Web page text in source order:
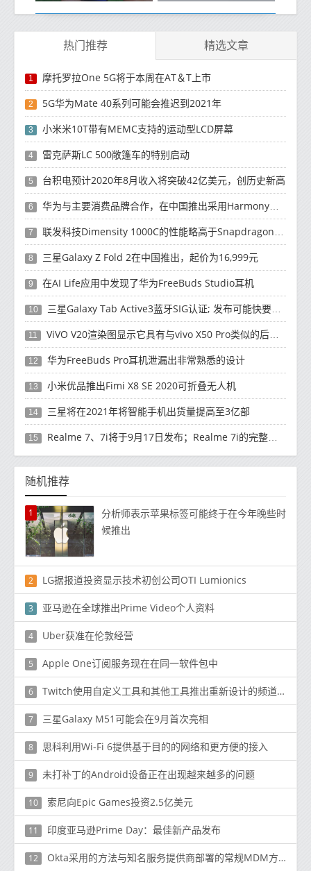
热门推荐 精选文章
1 摩托罗拉One 5G将于本周在AT＆T上市
2 5G华为Mate 40系列可能会推迟到2021年
3 小米米10T带有MEMC支持的运动型LCD屏幕
4 雷克萨斯LC 500敞篷车的特别启动
5 台积电预计2020年8月收入将突破42亿美元，创历史新高
6 华为与主要消费品牌合作，在中国推出采用HarmonyOS 2.0的智能家居产品
7 联发科技Dimensity 1000C的性能略高于Snapdragon 765G
8 三星Galaxy Z Fold 2在中国推出，起价为16,999元
9 在AI Life应用中发现了华为FreeBuds Studio耳机
10 三星Galaxy Tab Active3蓝牙SIG认证; 发布可能快要结束了
11 ViVO V20渲染图显示它具有与vivo X50 Pro类似的后部设计
12 华为FreeBuds Pro耳机泄漏出非常熟悉的设计
13 小米优品推出Fimi X8 SE 2020可折叠无人机
14 三星将在2021年将智能手机出货量提高至3亿部
15 Realme 7、7i将于9月17日发布；Realme 7i的完整规格并导致泄漏
随机推荐
1
分析师表示苹果标签可能终于在今年晚些时
候推出
2 LG据报道投资显示技术初创公司OTI Lumionics
3 亚马逊在全球推出Prime Video个人资料
4 Uber获准在伦敦经营
5 Apple One订阅服务现在在同一软件包中
6 Twitch使用自定义工具和其他工具推出重新设计的频道页面
7 三星Galaxy M51可能会在9月首次亮相
8 思科利用Wi-Fi 6提供基于目的的网络和更方便的接入
9 未打补丁的Android设备正在出现越来越多的问题
10 索尼向Epic Games投资2.5亿美元
11 印度亚马逊Prime Day：最佳新产品发布
12 Okta采用的方法与知名服务提供商部署的常规MDM方法不同